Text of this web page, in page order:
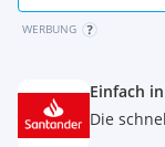
WERBUNG
Einfach
Die